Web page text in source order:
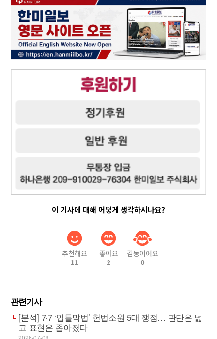
이 기사에 대해 어떻게 생각하시나요?
추천해요
11
좋아요
2
감동이에요
0
관련기사
[분석] 7·7 ‘입틀막법’ 헌법소원 5대 쟁점… 판단은 넓
고 표현은 좁아졌다